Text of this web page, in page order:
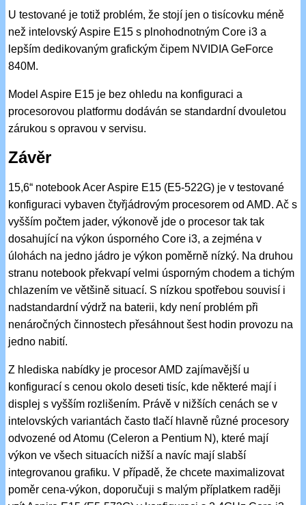
U testované je totiž problém, že stojí jen o tisícovku méně
než intelovský Aspire E15 s plnohodnotným Core i3 a
lepším dedikovaným grafickým čipem NVIDIA GeForce
840M.
Model Aspire E15 je bez ohledu na konfiguraci a
procesorovou platformu dodáván se standardní dvouletou
zárukou s opravou v servisu.
Závěr
15,6“ notebook Acer Aspire E15 (E5-522G) je v testované
konfiguraci vybaven čtyřjádrovým procesorem od AMD. Ač s
vyšším počtem jader, výkonově jde o procesor tak tak
dosahující na výkon úsporného Core i3, a zejména v
úlohách na jedno jádro je výkon poměrně nízký. Na druhou
stranu notebook překvapí velmi úsporným chodem a tichým
chlazením ve většině situací. S nízkou spotřebou souvisí i
nadstandardní výdrž na baterii, kdy není problém při
nenáročných činnostech přesáhnout šest hodin provozu na
jedno nabití.
Z hlediska nabídky je procesor AMD zajímavější u
konfigurací s cenou okolo deseti tisíc, kde některé mají i
displej s vyšším rozlišením. Právě v nižších cenách se v
intelovských variantách často tlačí hlavně různé procesory
odvozené od Atomu (Celeron a Pentium N), které mají
výkon ve všech situacích nižší a navíc mají slabší
integrovanou grafiku. V případě, že chcete maximalizovat
poměr cena-výkon, doporučuji s malým příplatkem raději